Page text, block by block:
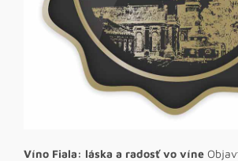
Víno Fiala: láska a radosť vo víne